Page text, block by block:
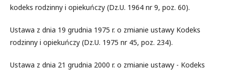
kodeks rodzinny i opiekuńczy (Dz.U. 1964 nr 9, poz. 60).
Ustawa z dnia 19 grudnia 1975 r. o zmianie ustawy Kodeks
rodzinny i opiekuńczy (Dz.U. 1975 nr 45, poz. 234).
Ustawa z dnia 21 grudnia 2000 r. o zmianie ustawy - Kodeks